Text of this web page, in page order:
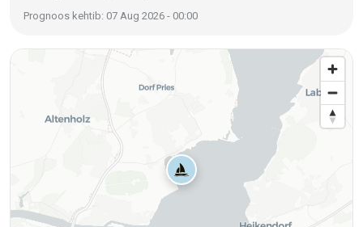
Prognoos kehtib: 07 Aug 2026 - 00:00